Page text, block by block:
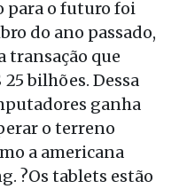
para o futuro foi
do ano passado,
transação que
bilhões. Dessa
ganha
o terreno
a americana
?Os tablets estão